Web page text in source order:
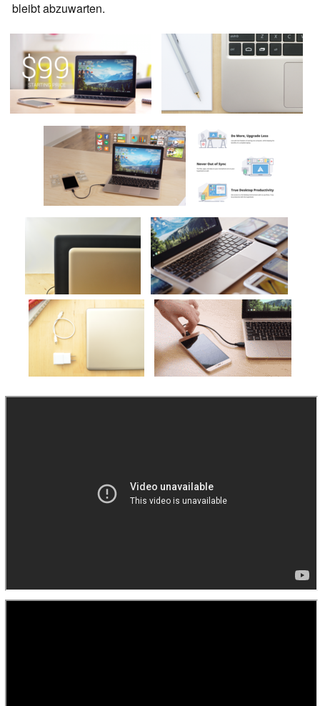
bleibt abzuwarten.